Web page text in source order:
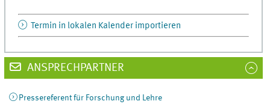
Termin in lokalen Kalender importieren
ANSPRECHPARTNER
Pressereferent für Forschung und Lehre